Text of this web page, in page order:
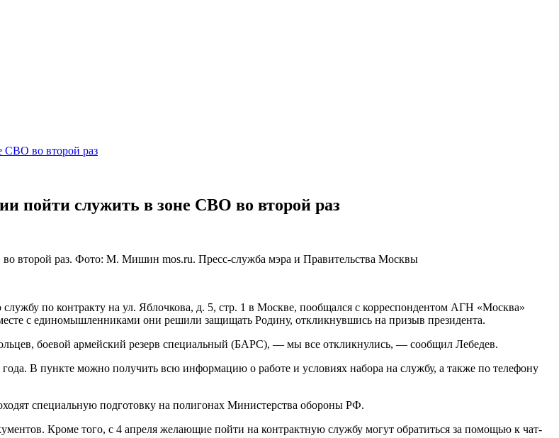
СВО во второй раз
пойти служить в зоне СВО во второй раз
второй раз. Фото: М. Мишин mos.ru. Пресс-служба мэра и Правительства Москвы
по контракту на ул. Яблочкова, д. 5, стр. 1 в Москве, пообщался с корреспондентом АГН «Москва»
с единомышленниками они решили защищать Родину, откликнувшись на призыв президента.
боевой армейский резерв специальный (БАРС), — мы все откликнулись, — сообщил Лебедев.
В пункте можно получить всю информацию о работе и условиях набора на службу, а также по телефону
специальную подготовку на полигонах Министерства обороны РФ.
Кроме того, с 4 апреля желающие пойти на контрактную службу могут обратиться за помощью к чат-